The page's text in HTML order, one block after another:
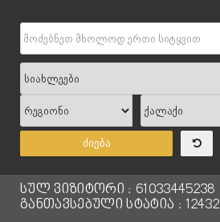
ძიება
სულ ვიზიტორი : 61033445238
განთავსებული სტატია : 12432